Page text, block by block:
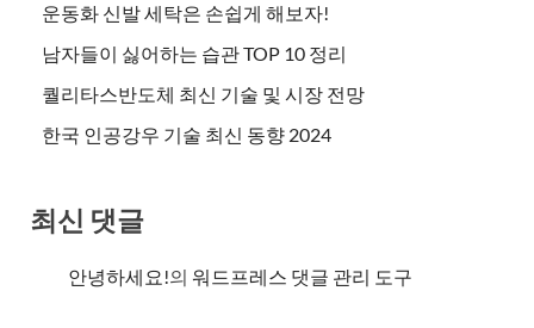
운동화 신발 세탁은 손쉽게 해보자!
남자들이 싫어하는 습관 TOP 10 정리
퀄리타스반도체 최신 기술 및 시장 전망
한국 인공강우 기술 최신 동향 2024
최신 댓글
안녕하세요!의 워드프레스 댓글 관리 도구